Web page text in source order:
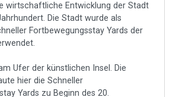
wirtschaftliche Entwicklung der Stadt
Die Stadt wurde als
Fortbewegungsstay Yards der
Ufer der künstlichen Insel. Die
hier die Schneller
Yards zu Beginn des 20.